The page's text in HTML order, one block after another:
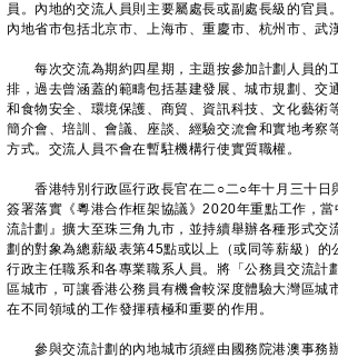
員。內地的交流人員則主要屬處長或副處長級的官員
內地省市包括北京市、上海市、重慶市、杭州市、武
每次交流為期約四星期，主題按參加計劃人員的
排，過去曾涵蓋的範疇包括基建發展、城市規劃、交
和食物安全、環境保護、商貿、資訊科技、文化藝術
簡介會、培訓、會議、座談、經驗交流會和實地考察
方式。交流人員不會在暫駐機構行使實質職權。
香港特別行政區行政長官在二○二○年十月三十日
簽署落實《粵港合作框架協議》2020年重點工作，
流計劃』擴大至珠三角九市，並持續舉辦各種形式交
劃的對象為總薪級表第45點或以上（或同等薪級）的
行政主任職系和各專業職系人員。將「公務員交流計
區城市，可讓香港公務員有機會較深度體驗大灣區城
在不同領域的工作發揮積極和重要的作用。
參與交流計劃的內地城市須經由國務院港澳事務